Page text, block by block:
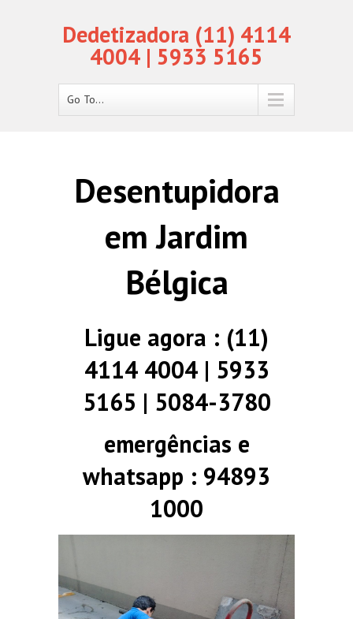
Dedetizadora (11) 4114
4004 | 5933 5165
Go To...
Desentupidora
em Jardim
Bélgica
Ligue agora : (11)
4114 4004 | 5933
5165 | 5084-3780
emergências e
whatsapp : 94893
1000